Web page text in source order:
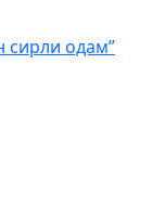
сирли одам”